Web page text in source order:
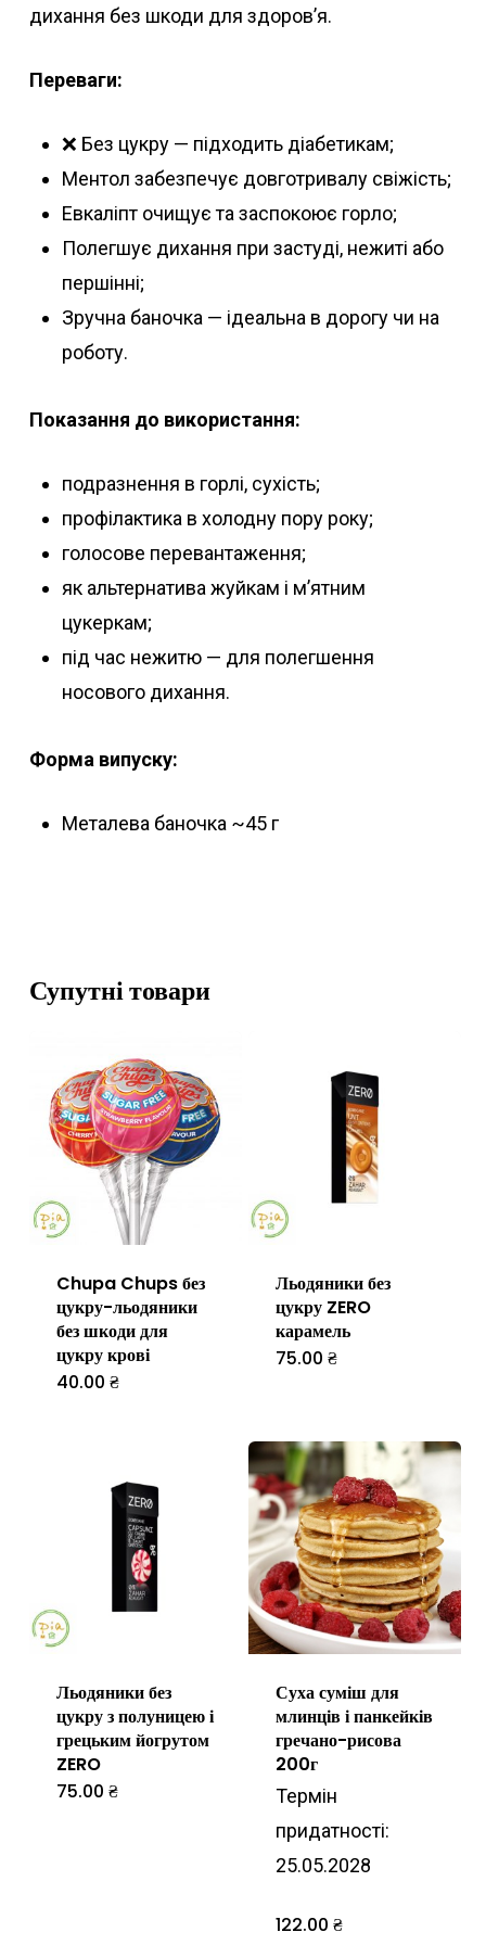
дихання без шкоди для здоров’я.
Переваги:
❌ Без цукру — підходить діабетикам;
Ментол забезпечує довготривалу свіжість;
Евкаліпт очищує та заспокоює горло;
Полегшує дихання при застуді, нежиті або
першінні;
Зручна баночка — ідеальна в дорогу чи на
роботу.
Показання до використання:
подразнення в горлі, сухість;
профілактика в холодну пору року;
голосове перевантаження;
як альтернатива жуйкам і мʼятним
цукеркам;
під час нежитю — для полегшення
носового дихання.
Форма випуску:
Металева баночка ~45 г
Супутні товари
Chupa Chups без
цукру-льодяники
без шкоди для
цукру крові
40.00 ₴
варіантів.
Параметри
сторінці
товару
Льодяники без
цукру ZERO
карамель
75.00 ₴
Льодяники без
цукру з полуницею і
грецьким йогрутом
ZERO
75.00 ₴
Суха суміш для
млинців і панкейків
гречано-рисова
200г
Термін
придатності:
25.05.2028
122.00 ₴